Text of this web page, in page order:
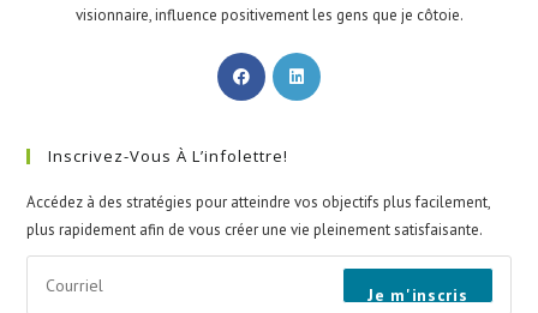
visionnaire, influence positivement les gens que je côtoie.
Inscrivez-Vous À L’infolettre!
Accédez à des stratégies pour atteindre vos objectifs plus facilement,
plus rapidement afin de vous créer une vie pleinement satisfaisante.
Je m'inscris